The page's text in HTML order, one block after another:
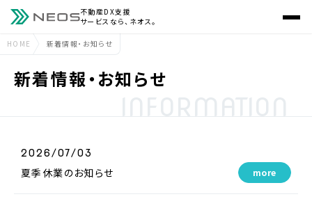
不動産DX支援
サービスなら、ネオス。
HOME 新着情報・お知らせ
新着情報・お知らせ
2026/07/03
夏季休業のお知らせ more